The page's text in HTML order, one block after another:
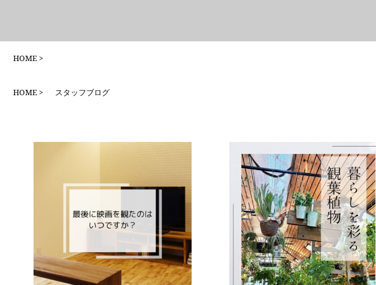
HOME
HOME スタッフブログ